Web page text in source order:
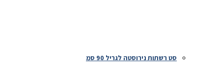
סט רשתות נירוסטה לגריל 90 סמ